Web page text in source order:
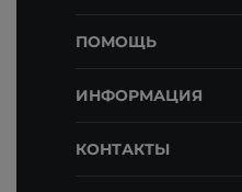
ПОМОЩЬ
ИНФОРМАЦИЯ
КОНТАКТЫ